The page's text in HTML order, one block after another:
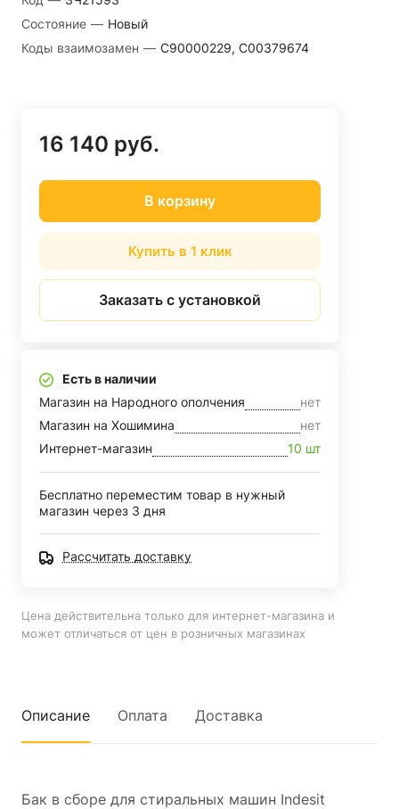
Состояние — Новый
Коды взаимозамен — C90000229, C00379674
16 140 руб.
В корзину
Купить в 1 клик
Заказать с установкой
Есть в наличии
Магазин на Народного ополчения
нет
Магазин на Хошимина
нет
Интернет-магазин
10 шт
Бесплатно переместим товар в нужный
магазин через 3 дня
Рассчитать доставку
Цена действительна только для интернет-магазина и
может отличаться от цен в розничных магазинах
Описание Оплата Доставка
Бак в сборе для стиральных машин Indesit